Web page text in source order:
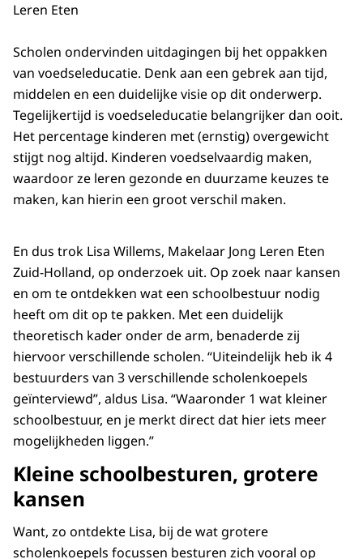
Leren Eten
Scholen ondervinden uitdagingen bij het oppakken
van voedseleducatie. Denk aan een gebrek aan tijd,
middelen en een duidelijke visie op dit onderwerp.
Tegelijkertijd is voedseleducatie belangrijker dan ooit.
Het percentage kinderen met (ernstig) overgewicht
stijgt nog altijd. Kinderen voedselvaardig maken,
waardoor ze leren gezonde en duurzame keuzes te
maken, kan hierin een groot verschil maken.
En dus trok Lisa Willems, Makelaar Jong Leren Eten
Zuid-Holland, op onderzoek uit. Op zoek naar kansen
en om te ontdekken wat een schoolbestuur nodig
heeft om dit op te pakken. Met een duidelijk
theoretisch kader onder de arm, benaderde zij
hiervoor verschillende scholen. “Uiteindelijk heb ik 4
bestuurders van 3 verschillende scholenkoepels
geïnterviewd”, aldus Lisa. “Waaronder 1 wat kleiner
schoolbestuur, en je merkt direct dat hier iets meer
mogelijkheden liggen.”
Kleine schoolbesturen, grotere
kansen
Want, zo ontdekte Lisa, bij de wat grotere
scholenkoepels focussen besturen zich vooral op